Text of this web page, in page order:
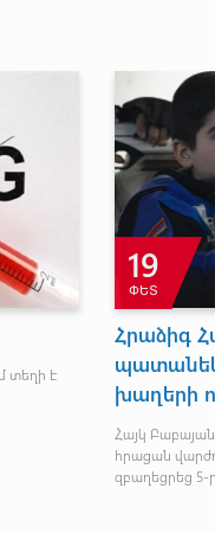
9
ՀՈՒԼ
Հրաչյա
իրեն
Հրաչյա
զրույցում